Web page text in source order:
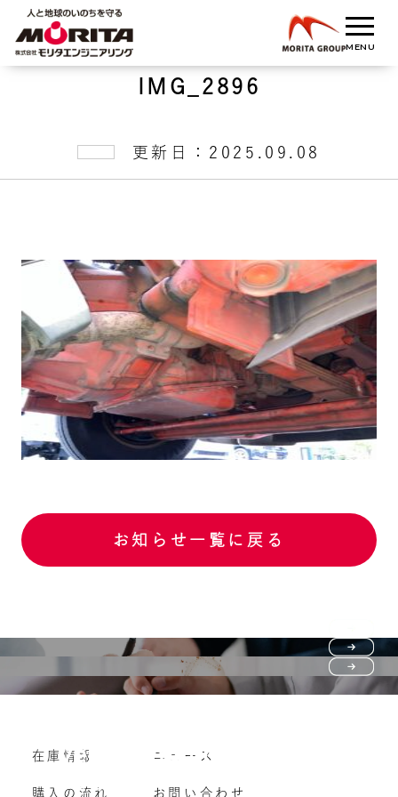
IMG_2896
更新日：2025.09.08
お知らせ一覧に戻る
購入の流れ
よくいただくご質問
Vehicle purchase
車両買い取り
在庫情報
購入の流れ
ニュース
お問い合わせ